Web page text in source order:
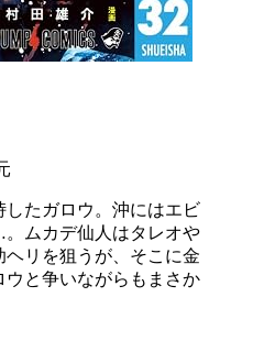
たガロウ。沖にはエビ
ムカデ仙人はタレオや
リを狙うが、そこに金
と争いながらもまさか